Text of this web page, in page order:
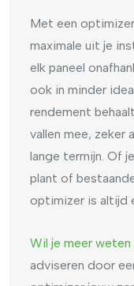
Met een
maximale uit je
elk paneel
ook in minder
rendement
vallen mee, zeker
lange termijn. Of
plant of
optimizer is altijd
Wil je meer
adviseren door